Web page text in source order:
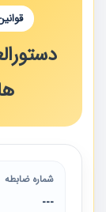
شماره ضابطه
---